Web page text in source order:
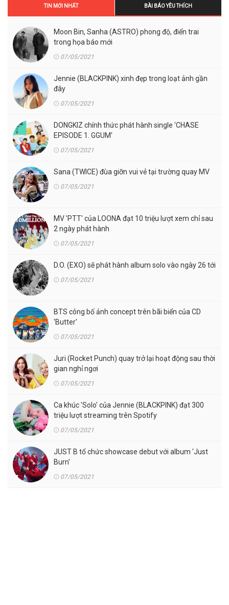
TIN MỚI NHẤT BÀI BÁO YÊU THÍCH
Moon Bin, Sanha (ASTRO) phong độ, điển trai
trong họa báo mới
07/05/2021
Jennie (BLACKPINK) xinh đẹp trong loạt ảnh gần
đây
07/05/2021
DONGKIZ chính thức phát hành single 'CHASE
EPISODE 1. GGUM'
07/05/2021
Sana (TWICE) đùa giỡn vui vẻ tại trường quay MV
07/05/2021
MV 'PTT' của LOONA đạt 10 triệu lượt xem chỉ sau
2 ngày phát hành
07/05/2021
D.O. (EXO) sẽ phát hành album solo vào ngày 26 tới
07/05/2021
BTS công bố ảnh concept trên bãi biển của CD
'Butter'
07/05/2021
Juri (Rocket Punch) quay trở lại hoạt động sau thời
gian nghỉ ngơi
07/05/2021
Ca khúc 'Solo' của Jennie (BLACKPINK) đạt 300
triệu lượt streaming trên Spotify
07/05/2021
JUST B tổ chức showcase debut với album 'Just
Burn'
07/05/2021